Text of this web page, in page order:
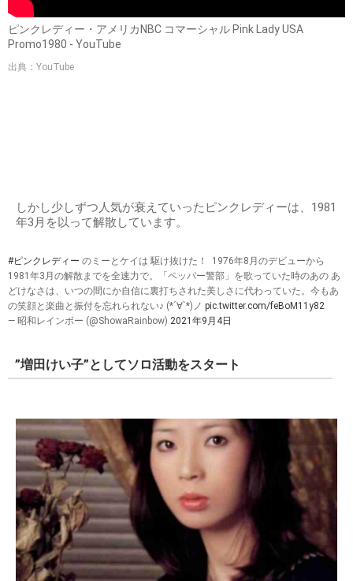
ピンクレディー・アメリカNBC コマーシャル Pink Lady USA
Promo1980 - YouTube
出典：YouTube
しかし少しずつ人気が衰えていったピンクレディーは、1981
年3月を以って解散しています。
#ピンクレディー のミーとケイは 駆け抜けた！ 1976年8月のデビューから
1981年3月の解散までを全速力で。「ペッパー警部」を歌っていた時のあの あ
どけなさは、いつの間にか自信に裏打ちされた美しさに代わっていた。今もあ
の笑顔と楽曲と振付を忘れられない♪ (*´∀`*)ノ pic.twitter.com/feBoM11y82
— 昭和レインボー (@ShowaRainbow) 2021年9月4日
”増田けい子”としてソロ活動をスタート